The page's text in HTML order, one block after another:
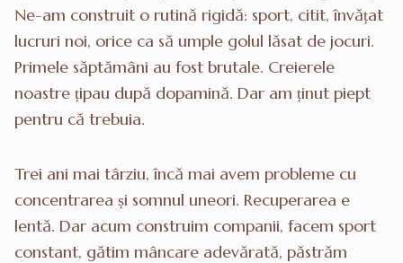
Ne-am construit o rutină rigidă: sport, citit, învățat
lucruri noi, orice ca să umple golul lăsat de jocuri.
Primele săptămâni au fost brutale. Creierele
noastre țipau după dopamină. Dar am ținut piept
pentru că trebuia.
Trei ani mai târziu, încă mai avem probleme cu
concentrarea și somnul uneori. Recuperarea e
lentă. Dar acum construim companii, facem sport
constant, gătim mâncare adevărată, păstrăm